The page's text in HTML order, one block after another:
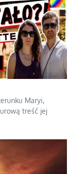
Maryi,
treść jej